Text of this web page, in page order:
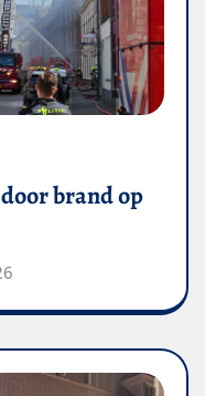
brand op